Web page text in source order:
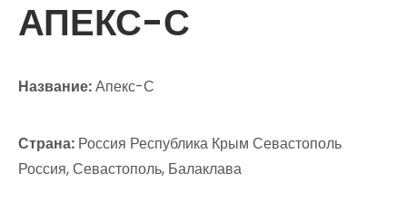
АПЕКС-С
Название:Апекс-С
Страна: Россия Республика Крым Севастополь
Россия, Севастополь, Балаклава